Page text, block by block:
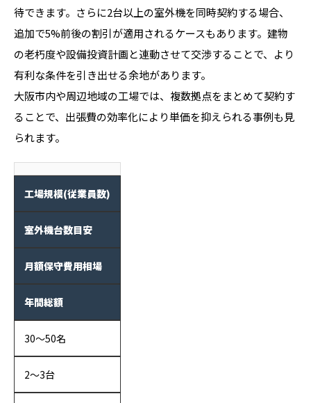
待できます。さらに2台以上の室外機を同時契約する場合、
追加で5%前後の割引が適用されるケースもあります。建物
の老朽度や設備投資計画と連動させて交渉することで、より
有利な条件を引き出せる余地があります。
大阪市内や周辺地域の工場では、複数拠点をまとめて契約す
ることで、出張費の効率化により単価を抑えられる事例も見
られます。
工場規模(従業員数)
室外機台数目安
月額保守費用相場
年間総額
30〜50名
2〜3台